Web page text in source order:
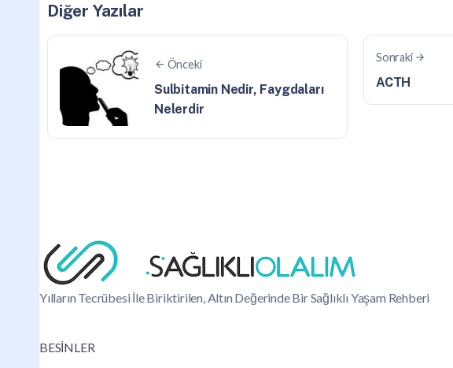
Diğer Yazılar
Önceki
Sulbitamin Nedir, Faygdaları
Nelerdir
Sonraki
ACTH
Yılların Tecrübesi İle Biriktirilen, Altın Değerinde Bir Sağlıklı Yaşam Rehberi
BESİNLER